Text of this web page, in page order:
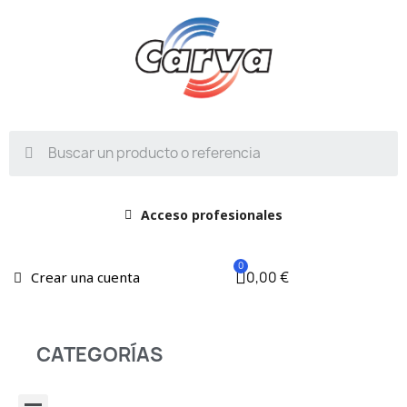
Acceso profesionales
Crear una cuenta 0,00 €
CATEGORÍAS